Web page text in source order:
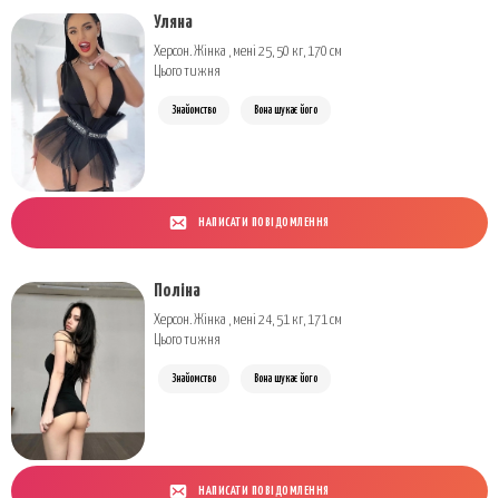
Уляна
Херсон. Жінка , мені 25, 50 кг, 170 см
Цього тижня
Знайомство Вона шукає його
НАПИСАТИ ПОВІДОМЛЕННЯ
Поліна
Херсон. Жінка , мені 24, 51 кг, 171 см
Цього тижня
Знайомство Вона шукає його
НАПИСАТИ ПОВІДОМЛЕННЯ